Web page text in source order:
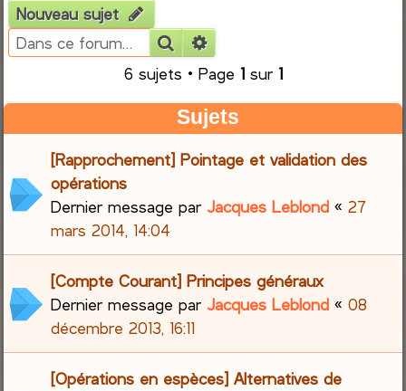
c
h
Nouveau sujet
Rechercher
6 sujets • Page 1sur 1
Sujets
[Rapprochement] Pointage et validation des
opérations
Dernier message parJacques Leblond «27
mars 2014, 14:04
[Compte Courant] Principes généraux
Dernier message parJacques Leblond «08
décembre 2013, 16:11
[Opérations en espèces] Alternatives de